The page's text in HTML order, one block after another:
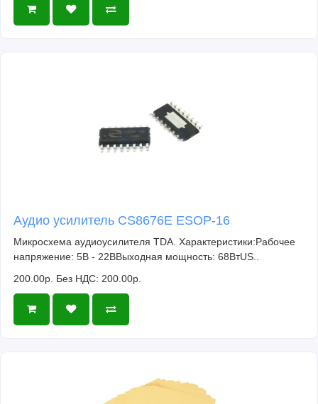
Аудио усилитель CS8676E ESOP-16
Микросхема аудиоусилителя TDA. Характеристики:Рабочее
напряжение: 5В - 22ВВыходная мощность: 68ВтUS..
200.00р. Без НДС: 200.00р.